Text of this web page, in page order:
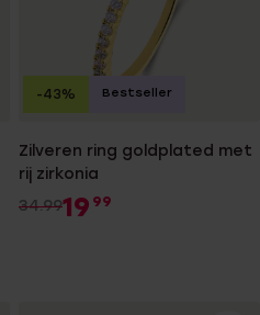
Zilveren ring goldplated met
rij zirkonia
34.9919 99
-43% Bestseller